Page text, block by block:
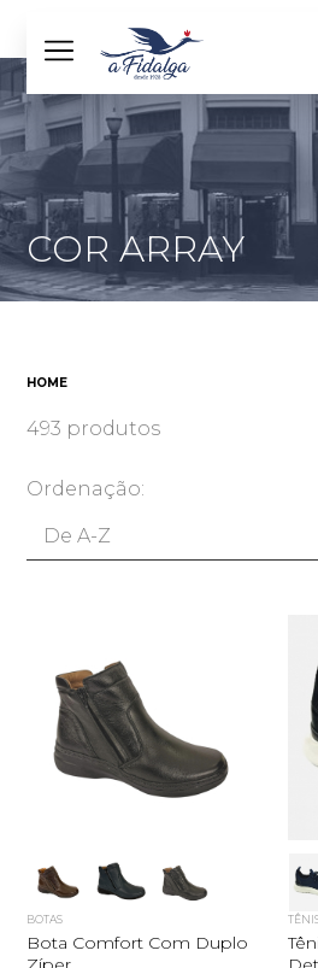
COR ARRAY
HOME
493 produtos
Ordenação:
BOTAS
Bota Comfort Com Duplo